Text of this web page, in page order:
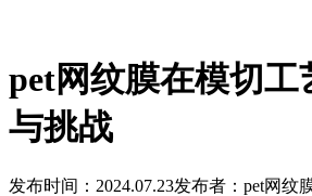
pet网纹膜在模切工
与挑战
发布时间：2024.07.23发布者：pet网纹